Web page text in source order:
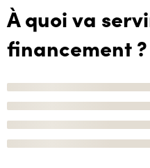
À quoi va
financement ?